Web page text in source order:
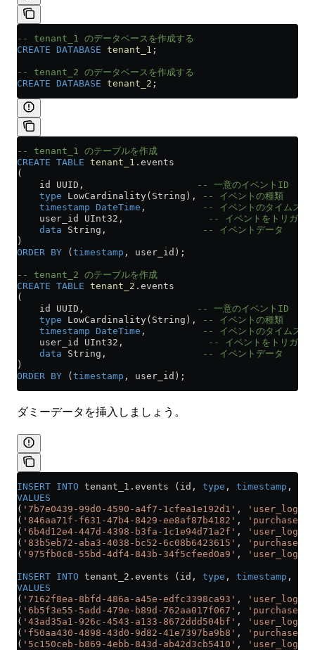
-- tenant_1 のデータベースを作成する
CREATE DATABASE tenant_1 ;
-- tenant_2 のデータベースを作成する
CREATE DATABASE tenant_2 ;
-- tenant_1 のテーブルを作成
CREATE TABLE tenant_1 .events
(
    id UUID,
-- 一意のイベントID
    type
LowCardinality(String),
-- イベントの種類
    timestamp
DateTime ,
-- イベントのタイムスタ
    user_id UInt32,
-- イベントをトリガー
    data
String,
-- イベントデータ
)
ORDER BY ( timestamp , user_id);
-- tenant_2 のテーブルを作成
CREATE TABLE tenant_2 .events
(
    id UUID,
-- 一意のイベントID
    type
LowCardinality(String),
-- イベントの種類
    timestamp
DateTime ,
-- イベントのタイムスタ
    user_id UInt32,
-- イベントをトリガー
    data
String,
-- イベントデータ
)
ORDER BY ( timestamp , user_id);
ダミーデータを挿入しましょう。
INSERT INTO tenant_1 . events (id, type , timestamp ,
VALUES
( '7b7e0439-99d0-4590-a4f7-1cfea1e192d1' ,
'user_login'
( '846aa71f-f631-47b4-8429-ee8af87b4182' , 'purchase'
( '6b4d12e4-447d-4398-b3fa-1c1e94d71a2f' ,
( '83b5eb72-aba3-4038-bc52-6c08b6423615' , 'purchase'
( '975fb0c8-55bd-4df4-843b-34f5cfeed0a9' , 'user_login'
INSERT INTO tenant_2 . events (id, type , timestamp ,
VALUES
( '7162f8ea-8bfd-486a-a45e-edfc3398ca93' ,
'user_login'
( '6b5f3e55-5add-479e-b89d-762aa017f067' , 'purchase'
( '43ad35a1-926c-4543-a133-8672ddd504bf' ,
( 'f50aa430-4898-43d0-9d82-41e7397ba9b8' , 'purchase'
( '5c150ceb-b869-4ebb-843d-ab42d3cb5410' , 'user_login'